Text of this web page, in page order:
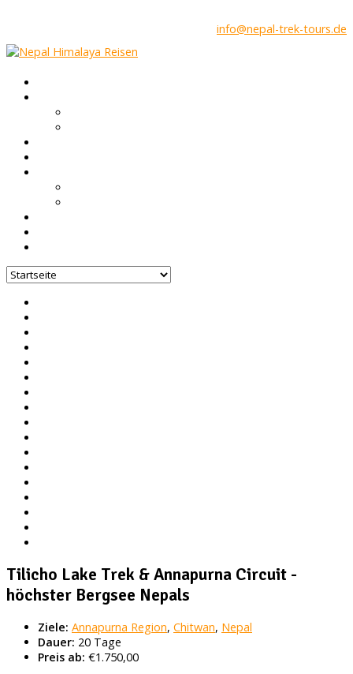
info@nepal-trek-tours.de
Tilicho Lake Trek & Annapurna Circuit -
höchster Bergsee Nepals
Ziele: Annapurna Region, Chitwan, Nepal
Dauer: 20 Tage
Preis ab: €1.750,00